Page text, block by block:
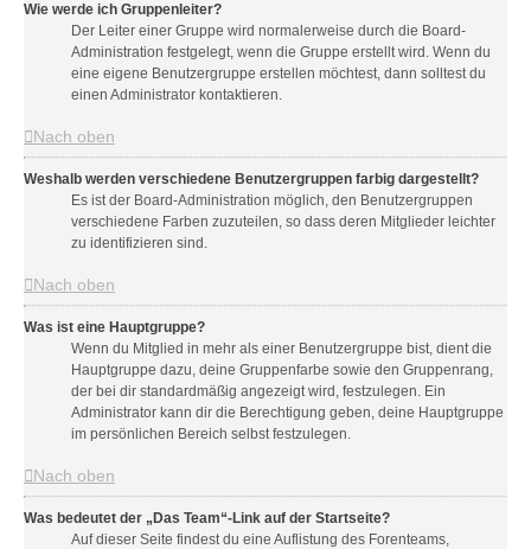
Wie werde ich Gruppenleiter?
Der Leiter einer Gruppe wird normalerweise durch die Board-
Administration festgelegt, wenn die Gruppe erstellt wird. Wenn du
eine eigene Benutzergruppe erstellen möchtest, dann solltest du
einen Administrator kontaktieren.
Nach oben
Weshalb werden verschiedene Benutzergruppen farbig dargestellt?
Es ist der Board-Administration möglich, den Benutzergruppen
verschiedene Farben zuzuteilen, so dass deren Mitglieder leichter
zu identifizieren sind.
Nach oben
Was ist eine Hauptgruppe?
Wenn du Mitglied in mehr als einer Benutzergruppe bist, dient die
Hauptgruppe dazu, deine Gruppenfarbe sowie den Gruppenrang,
der bei dir standardmäßig angezeigt wird, festzulegen. Ein
Administrator kann dir die Berechtigung geben, deine Hauptgruppe
im persönlichen Bereich selbst festzulegen.
Nach oben
Was bedeutet der „Das Team“-Link auf der Startseite?
Auf dieser Seite findest du eine Auflistung des Forenteams,